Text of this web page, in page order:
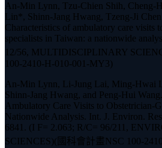
An-Min Lynn, Tzu-Chien Shih, Cheng-
Lin*, Shinn-Jang Hwang, Tzeng-Ji
Characteristics of ambulatory care visits
specialists in Taiwan: a nationwide
12/56, MULTIDISCIPLINARY
100-2410-H-010-001-MY3)
An-Min Lynn, Li-Jung Lai, Ming-Hwai
Shinn-Jang Hwang, and Peng-Hui
Ambulatory Care Visits to Obstetrician-
Nationwide Analysis. Int. J. Environ.
6841. (I F= 2.063; R/C= 96/211,
SCIENCES)(國科會計畫NSC 100-